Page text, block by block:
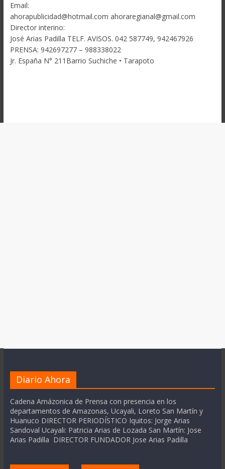
Email:
ahorapublicidad@hotmail.com ahoraregianal@gmail.com
Director interino:
José Arias Padilla TELF. AVISOS. 042 587749, 942467926
PRENSA: 942697277 – 988338022
Jr. España N° 211Barrio Suchiche • Tarapoto
Diario Ahora
Cadena Amázonica de Prensa con presencia en los
departamentos de Amazonas, Ucayali, Loreto San Martín y
Huanuco DIRECTOR PERIODÍSTICO Iquitos: Jorge Arias
Sandoval Ucayali: Patricia Arias de Lozada San Martín: Jose
Arias Padilla DIRECTOR FUNDADOR Jose Arias Padilla